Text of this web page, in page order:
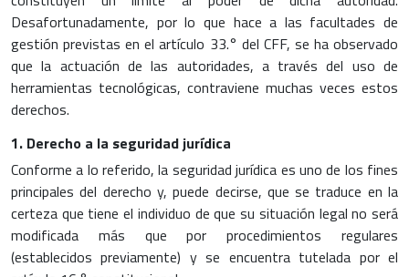
Desafortunadamente, por lo que hace a las facultades de
gestión previstas en el artículo 33.° del CFF, se ha observado
que la actuación de las autoridades, a través del uso de
herramientas tecnológicas, contraviene muchas veces estos
derechos.
1. Derecho a la seguridad jurídica
Conforme a lo referido, la seguridad jurídica es uno de los fines
principales del derecho y, puede decirse, que se traduce en la
certeza que tiene el individuo de que su situación legal no será
modificada más que por procedimientos regulares
(establecidos previamente) y se encuentra tutelada por el